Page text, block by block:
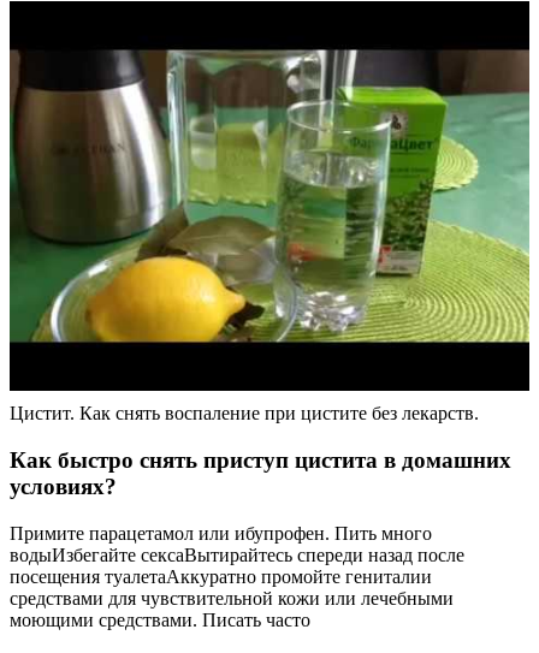
Цистит. Как снять воспаление при цистите без лекарств.
Как быстро снять приступ цистита в домашних
условиях?
Примите парацетамол или ибупрофен. Пить много
водыИзбегайте сексаВытирайтесь спереди назад после
посещения туалетаАккуратно промойте гениталии
средствами для чувствительной кожи или лечебными
моющими средствами. Писать часто